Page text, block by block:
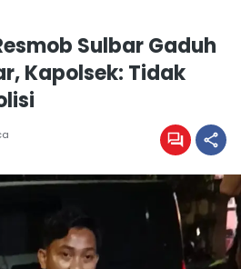
Sulbar Gaduh
Kapolsek: Tidak